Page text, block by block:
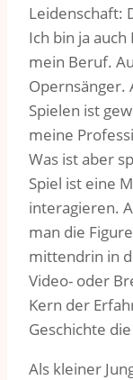
Leidenschaft:
Ich bin ja
mein Beruf.
Opernsänger.
Spielen ist
meine
Was ist aber
Spiel ist eine
interagieren.
man die
mittendrin in
Video- oder
Kern der
Geschichte
Als kleiner